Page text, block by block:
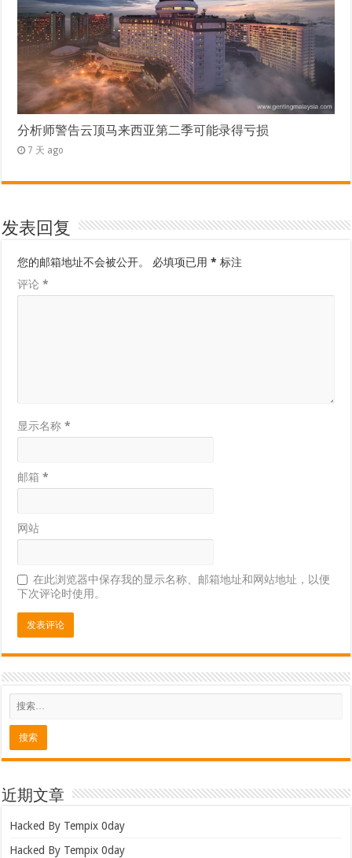
分析师警告云顶马来西亚第二季可能录得亏损
7 天 ago
发表回复
您的邮箱地址不会被公开。 必填项已用* 标注
评论*
显示名称*
邮箱*
网站
在此浏览器中保存我的显示名称、邮箱地址和网站地址，以便
下次评论时使用。
近期文章
Hacked By Tempix 0day
Hacked By Tempix 0day